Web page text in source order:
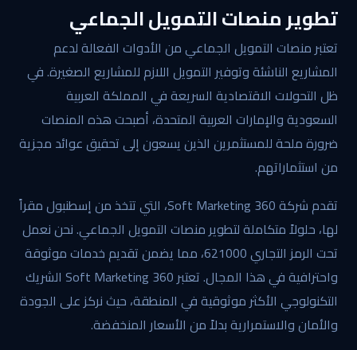
تطوير منصات التمويل الجماعي
تعتبر منصات التمويل الجماعي من الأدوات الفعالة لدعم
المشاريع الناشئة وتوفير التمويل اللازم للمشاريع الصغيرة. في
ظل التحولات الاقتصادية السريعة في المملكة العربية
السعودية والإمارات العربية المتحدة، أصبحت هذه المنصات
ضرورة ملحة للمستثمرين الذين يسعون إلى تحقيق عوائد مجزية
من استثماراتهم.
تقدم شركة 360 Soft Marketing، التي تتخذ من إسطنبول مقراً
لها، حلولاً متكاملة لتطوير منصات التمويل الجماعي. نحن نعمل
تحت الرمز التجاري 621000، مما يضمن تقديم خدمات موثوقة
واحترافية في هذا المجال. تعتبر 360 Soft Marketing الشريك
التكنولوجي الأكثر موثوقية في المنطقة، حيث نركز على الجودة
والأمان والاستمرارية بدلاً من الأسعار المنخفضة.